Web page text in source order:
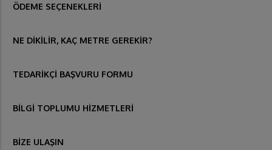
ÖDEME SEÇENEKLERİ
NE DİKİLİR, KAÇ METRE GEREKİR?
TEDARİKÇİ BAŞVURU FORMU
BİLGİ TOPLUMU HİZMETLERİ
BİZE ULAŞIN